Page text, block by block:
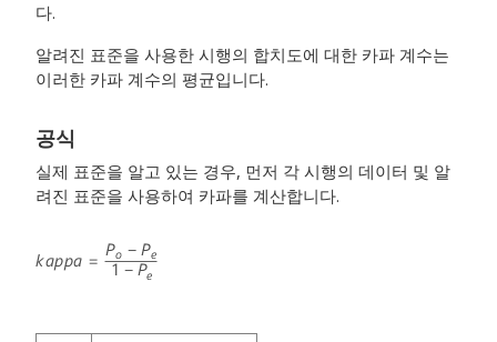
다.
알려진 표준을 사용한 시행의 합치도에 대한 카파 계수는
이러한 카파 계수의 평균입니다.
공식
실제 표준을 알고 있는 경우, 먼저 각 시행의 데이터 및 알
려진 표준을 사용하여 카파를 계산합니다.